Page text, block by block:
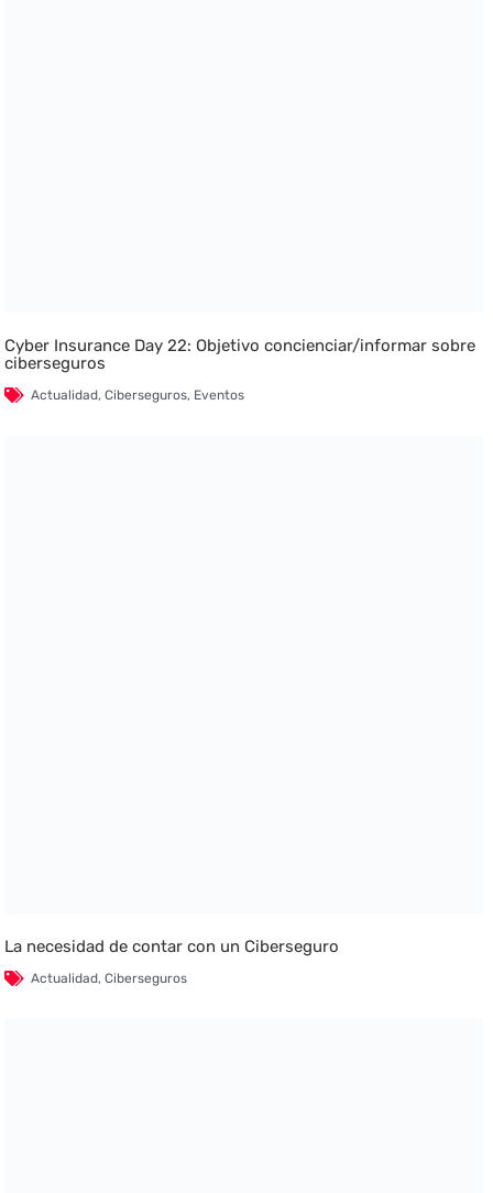
Cyber Insurance Day 22: Objetivo concienciar/informar sobre
ciberseguros
Actualidad,Ciberseguros, Eventos
La necesidad de contar con un Ciberseguro
Actualidad,Ciberseguros